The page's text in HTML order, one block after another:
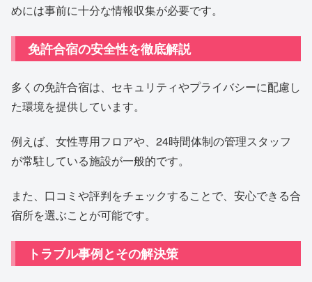
めには事前に十分な情報収集が必要です。
免許合宿の安全性を徹底解説
多くの免許合宿は、セキュリティやプライバシーに配慮し
た環境を提供しています。
例えば、女性専用フロアや、24時間体制の管理スタッフ
が常駐している施設が一般的です。
また、口コミや評判をチェックすることで、安心できる合
宿所を選ぶことが可能です。
トラブル事例とその解決策